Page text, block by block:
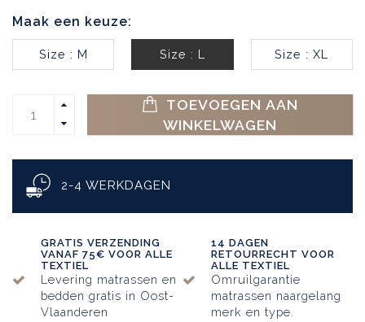
Maak een keuze:
Size : M Size : L Size : XL
TOEVOEGEN AAN
WINKELWAGEN
2-4 WERKDAGEN
GRATIS VERZENDING
VANAF 75€ VOOR ALLE
TEXTIEL
Levering matrassen en
bedden gratis in Oost-
Vlaanderen
14 DAGEN
RETOURRECHT VOOR
ALLE TEXTIEL
Omruilgarantie
matrassen naargelang
merk en type.